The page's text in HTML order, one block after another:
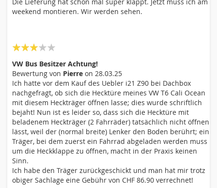
weekend montieren. Wir werden sehen.
VW Bus Besitzer Achtung!
Bewertung von Pierre on 28.03.25
Ich hatte vor dem Kauf des Uebler i21 Z90 bei Dachbox
nachgefragt, ob sich die Hecktüre meines VW T6 Cali Ocean
mit diesem Heckträger öffnen lasse; dies wurde schriftlich
bejaht! Nun ist es leider so, dass sich die Hecktüre mit
beladenem Heckträger (2 Fahrräder) tatsächlich nicht öffnen
lässt, weil der (normal breite) Lenker den Boden berührt; ein
Träger, bei dem zuerst ein Fahrrad abgeladen werden muss
um die Heckklappe zu öffnen, macht in der Praxis keinen
Sinn.
Ich habe den Träger zurückgeschickt und man hat mir trotz
obiger Sachlage eine Gebühr von CHF 86.90 verrechnet!